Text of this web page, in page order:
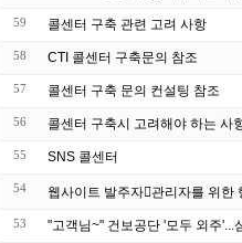
59 콜센터 구축 관련 고려 사항
58 CTI 콜센터 구축문의 참조
57 콜센터 구축 문의 컨설팅 참조
56 콜센터 구축시 고려해야 하는 사
55 SNS 콜센터
54
53